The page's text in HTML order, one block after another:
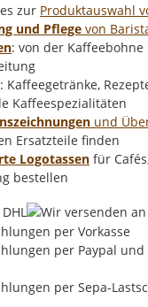
zur Produktauswahl
und Pflege von
: von der
: Kaffeegetränke,
Kaffeespezialitäten
und
Ersatzteile finden
Logotassen für
bestellen